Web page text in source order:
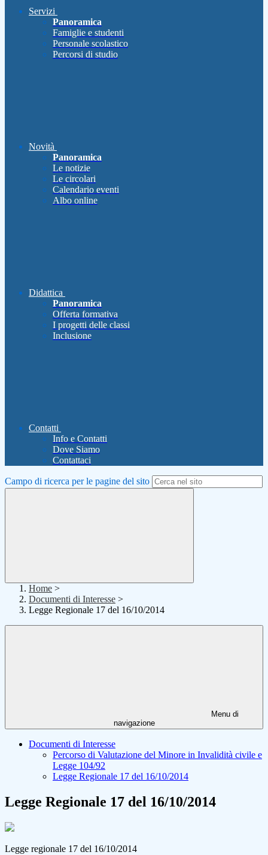
Servizi
Panoramica
Famiglie e studenti
Personale scolastico
Percorsi di studio
Novità
Panoramica
Le notizie
Le circolari
Calendario eventi
Albo online
Didattica
Panoramica
Offerta formativa
I progetti delle classi
Inclusione
Contatti
Info e Contatti
Dove Siamo
Contattaci
Campo di ricerca per le pagine del sito
Home >
Documenti di Interesse >
Legge Regionale 17 del 16/10/2014
Menu di
navigazione
Documenti di Interesse
Percorso di Valutazione del Minore in Invalidità civile e
Legge 104/92
Legge Regionale 17 del 16/10/2014
Legge Regionale 17 del 16/10/2014
Legge regionale 17 del 16/10/2014